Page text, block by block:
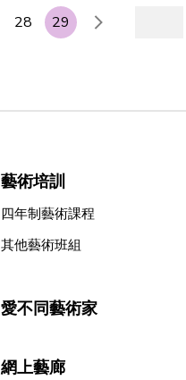
28 29
藝術培訓
四年制藝術課程
其他藝術班組
愛不同藝術家
網上藝廊